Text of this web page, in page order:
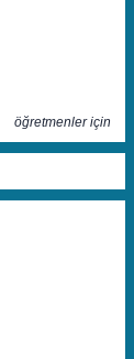
öğretmenler için